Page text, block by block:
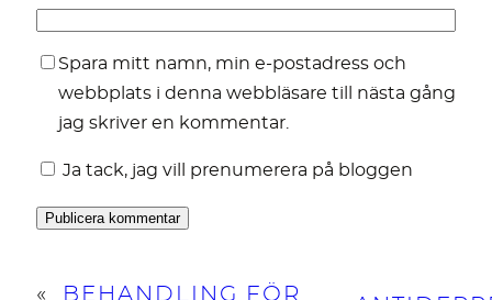
Spara mitt namn, min e-postadress och
webbplats i denna webbläsare till nästa gång
jag skriver en kommentar.
Ja tack, jag vill prenumerera på bloggen
«
BEHANDLING FÖR